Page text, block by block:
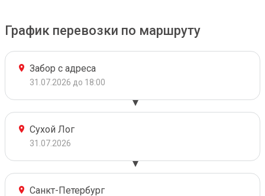
График перевозки по маршруту
Забор с адреса
31.07.2026 до 18:00
Сухой Лог
31.07.2026
Санкт-Петербург